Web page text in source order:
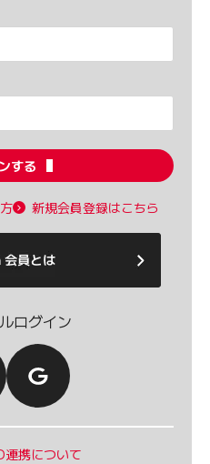
する
新規会員登録はこちら
ログイン
連携について